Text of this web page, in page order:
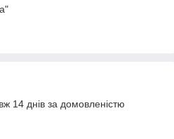
14 днів за домовленістю